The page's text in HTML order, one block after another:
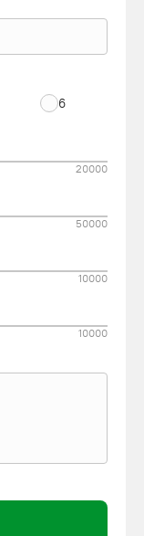
6
20000
50000
10000
10000